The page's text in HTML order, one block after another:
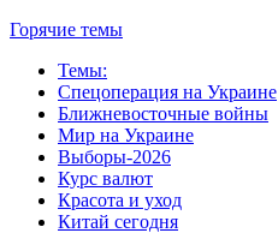
Горячие темы
Темы:
Спецоперация на Украине
Ближневосточные войны
Мир на Украине
Выборы-2026
Курс валют
Красота и уход
Китай сегодня